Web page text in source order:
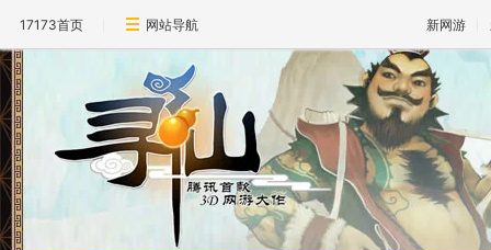
17173首页 网站导航 新网游